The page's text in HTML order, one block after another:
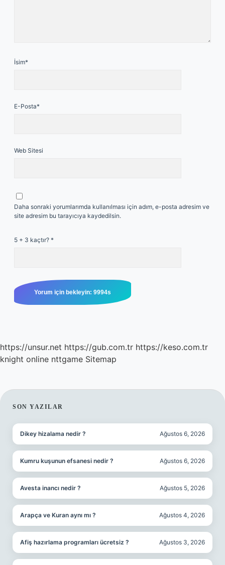
İsim*
E-Posta*
Web Sitesi
Daha sonraki yorumlarımda kullanılması için adım, e-posta adresim ve
site adresim bu tarayıcıya kaydedilsin.
5 + 3 kaçtır? *
https://unsur.net https://gub.com.tr https://keso.com.tr
knight online nttgame Sitemap
SIDEBAR
SON YAZILAR
Dikey hizalama nedir ? Ağustos 6, 2026
Kumru kuşunun efsanesi nedir ? Ağustos 6, 2026
Avesta inancı nedir ? Ağustos 5, 2026
Arapça ve Kuran aynı mı ? Ağustos 4, 2026
Afiş hazırlama programları ücretsiz ? Ağustos 3, 2026